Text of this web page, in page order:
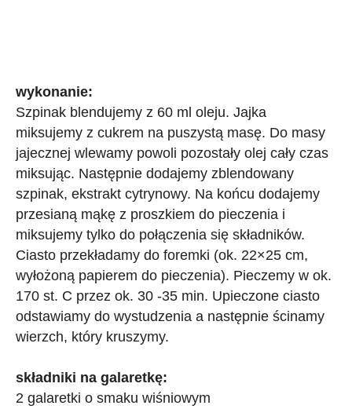
wykonanie:
Szpinak blendujemy z 60 ml oleju. Jajka
miksujemy z cukrem na puszystą masę. Do masy
jajecznej wlewamy powoli pozostały olej cały czas
miksując. Następnie dodajemy zblendowany
szpinak, ekstrakt cytrynowy. Na końcu dodajemy
przesianą mąkę z proszkiem do pieczenia i
miksujemy tylko do połączenia się składników.
Ciasto przekładamy do foremki (ok. 22×25 cm,
wyłożoną papierem do pieczenia). Pieczemy w ok.
170 st. C przez ok. 30 -35 min. Upieczone ciasto
odstawiamy do wystudzenia a następnie ścinamy
wierzch, który kruszymy.
składniki na galaretkę:
2 galaretki o smaku wiśniowym